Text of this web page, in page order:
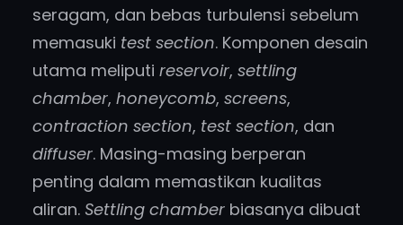
seragam, dan bebas turbulensi sebelum
memasuki test section. Komponen desain
utama meliputi reservoir, settling
chamber, honeycomb, screens,
contraction section, test section, dan
diffuser. Masing-masing berperan
penting dalam memastikan kualitas
aliran. Settling chamber biasanya dibuat